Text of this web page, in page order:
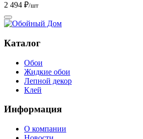
2 494 ₽/шт
Каталог
Обои
Жидкие обои
Лепной декор
Клей
Информация
О компании